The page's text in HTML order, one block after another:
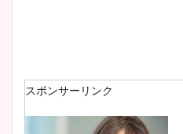
スポンサーリンク